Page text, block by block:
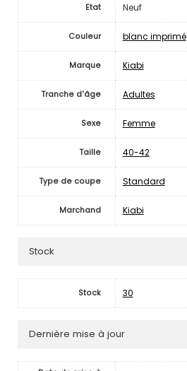
Etat Neuf
Couleur blanc imprimé
Marque Kiabi
Tranche d'âge Adultes
Sexe Femme
Taille 40-42
Type de coupe Standard
Marchand Kiabi
Stock
Stock 30
Dernière mise à jour